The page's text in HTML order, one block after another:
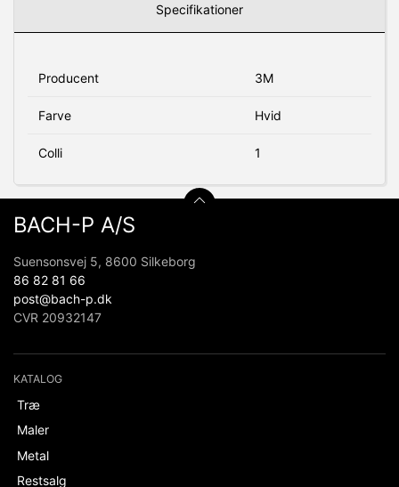
Specifikationer
Producent 3M
Farve Hvid
Colli 1
BACH-P A/S
Suensonsvej 5, 8600 Silkeborg
86 82 81 66
post@bach-p.dk
CVR 20932147
KATALOG
Træ
Maler
Metal
Restsalg